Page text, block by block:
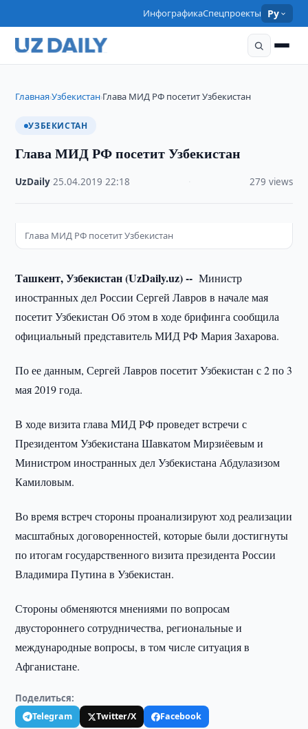
ИнфографикаСпецпроекты Ру
Главная›Узбекистан›Глава МИД РФ посетит Узбекистан
УЗБЕКИСТАН
Глава МИД РФ посетит Узбекистан
UzDaily ·25.04.2019 ·22:18 279 views
Глава МИД РФ посетит Узбекистан
Ташкент, Узбекистан (UzDaily.uz) -- Министр
иностранных дел России Сергей Лавров в начале мая
посетит Узбекистан Об этом в ходе брифинга сообщила
официальный представитель МИД РФ Мария Захарова.
По ее данным, Сергей Лавров посетит Узбекистан с 2 по 3
мая 2019 года.
В ходе визита глава МИД РФ проведет встречи с
Президентом Узбекистана Шавкатом Мирзиёевым и
Министром иностранных дел Узбекистана Абдулазизом
Камиловым.
Во время встреч стороны проанализируют ход реализации
масштабных договоренностей, которые были достигнуты
по итогам государственного визита президента России
Владимира Путина в Узбекистан.
Стороны обменяются мнениями по вопросам
двустороннего сотрудничества, региональные и
международные вопросы, в том числе ситуация в
Афганистане.
Поделиться:
Telegram Twitter/X
Facebook